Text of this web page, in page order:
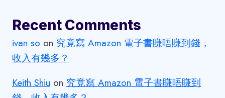
Recent Comments
ivan so on 究竟寫 Amazon 電子書賺唔賺到錢，
收入有幾多？
Keith Shiu on 究竟寫 Amazon 電子書賺唔賺到